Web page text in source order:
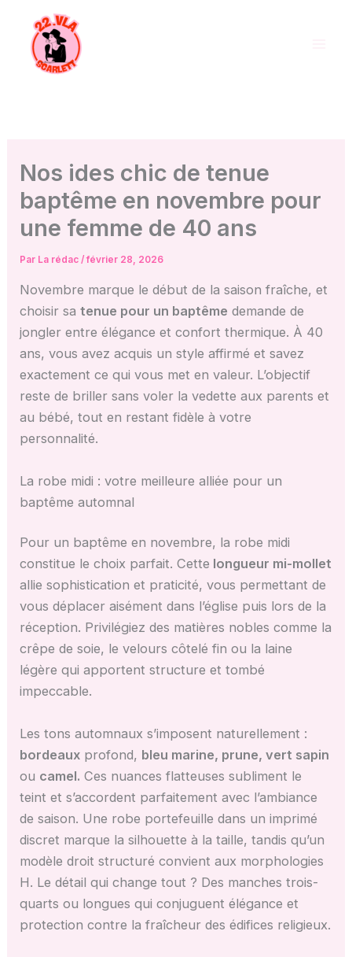
contenu
Nos ides chic de tenue
baptême en novembre pour
une femme de 40 ans
Par La rédac/février 28, 2026
Novembre marque le début de la saison fraîche, et
choisir satenue pour un baptême demande de
jongler entre élégance et confort thermique. À 40
ans, vous avez acquis un style affirmé et savez
exactement ce qui vous met en valeur. L’objectif
reste de briller sans voler la vedette aux parents et
au bébé, tout en restant fidèle à votre
personnalité.
La robe midi : votre meilleure alliée pour un
baptême automnal
Pour un baptême en novembre, la robe midi
constitue le choix parfait. Cette longueur mi-mollet
allie sophistication et praticité, vous permettant de
vous déplacer aisément dans l’église puis lors de la
réception. Privilégiez des matières nobles comme la
crêpe de soie, le velours côtelé fin ou la laine
légère qui apportent structure et tombé
impeccable.
Les tons automnaux s’imposent naturellement :
bordeaux profond, bleu marine, prune, vert sapin
ou camel. Ces nuances flatteuses subliment le
teint et s’accordent parfaitement avec l’ambiance
de saison. Une robe portefeuille dans un imprimé
discret marque la silhouette à la taille, tandis qu’un
modèle droit structuré convient aux morphologies
H. Le détail qui change tout ? Des manches trois-
quarts ou longues qui conjuguent élégance et
protection contre la fraîcheur des édifices religieux.